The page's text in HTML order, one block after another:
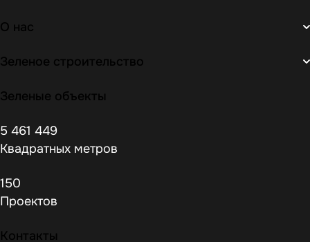
О нас
Зеленое строительство
Зеленые объекты
5 461 449
Квадратных метров
150
Проектов
Контакты